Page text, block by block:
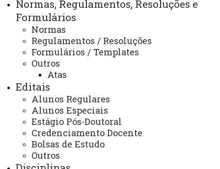
Normas, Regulamentos, Resoluções e
Formulários
Normas
Regulamentos / Resoluções
Formulários / Templates
Outros
Atas
Editais
Alunos Regulares
Alunos Especiais
Estágio Pós-Doutoral
Credenciamento Docente
Bolsas de Estudo
Outros
Dados e Geotecnologias
Dr. Eduardo Godoy de Souza - PQ2
CNPq
Professor PERMANENTE -
Agricultura de Precisão
Doutorado – UNICAMP – 1989
Pós-Doutorado: University of Nebraska (1994-
95); University of Missouri (2000-02); Colorado